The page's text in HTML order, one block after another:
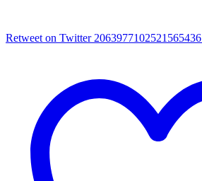
Retweet on Twitter 2063977102521565436